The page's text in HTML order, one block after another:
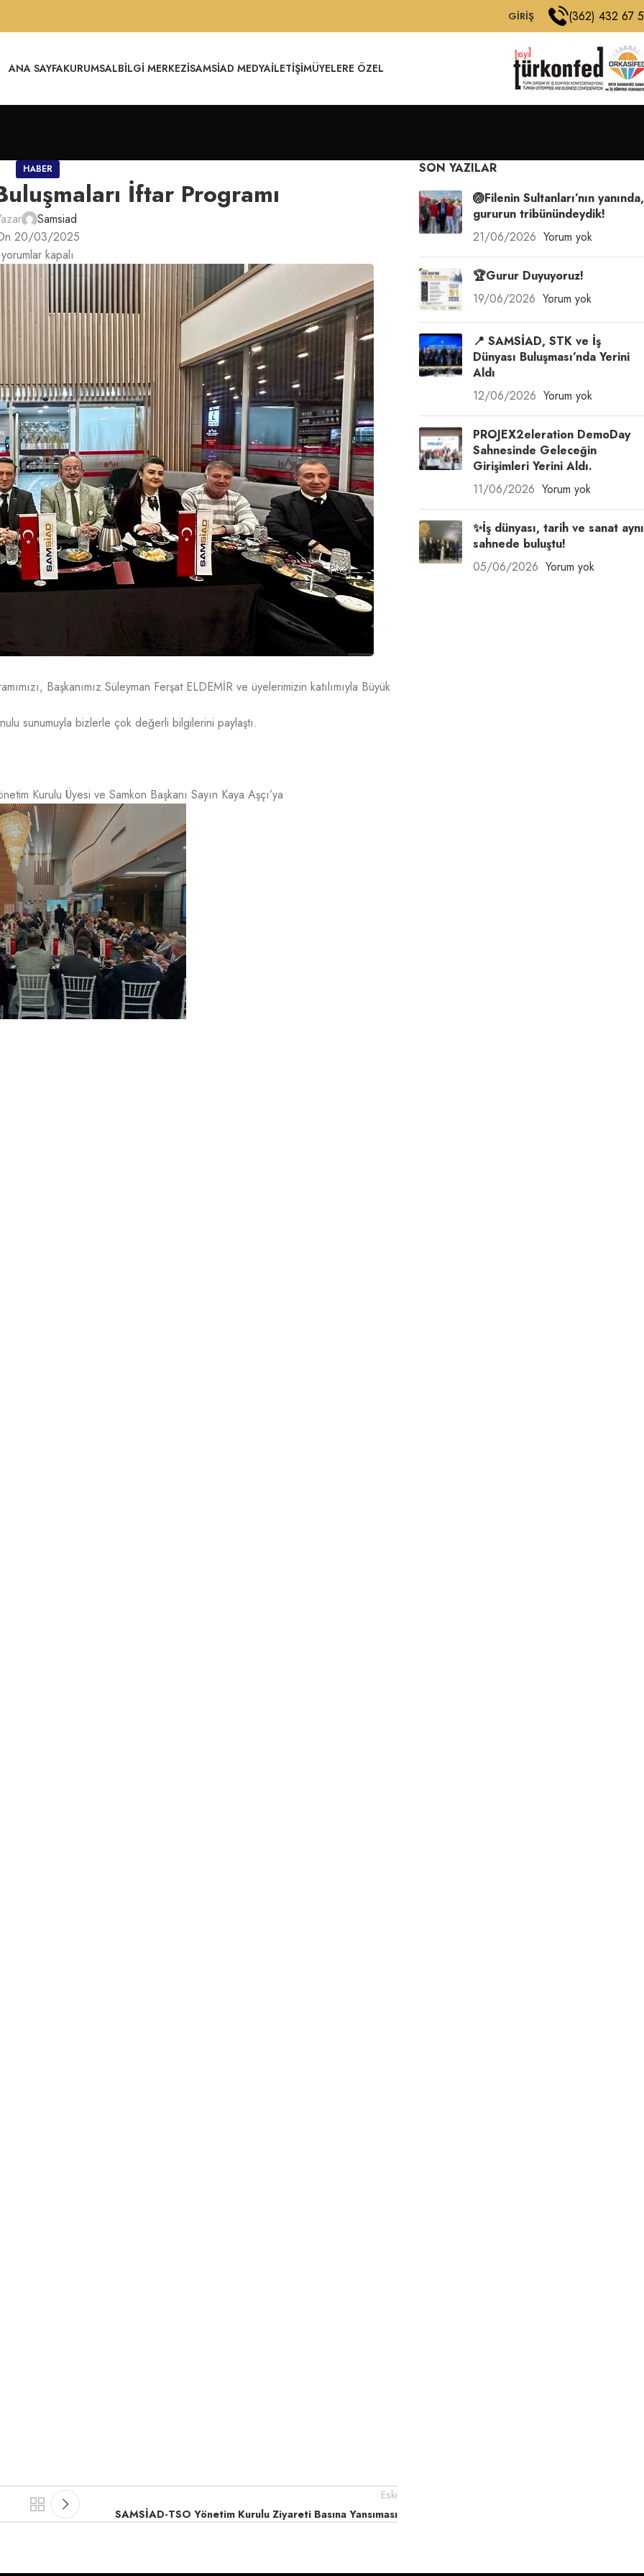
GIRIŞ (362) 432 67
ANA SAYFAKURUMSALBILGI MERKEZISAMSİAD MEDYAİLETIŞIMÜYELERE ÖZEL
HABER
İftar Programı
Samsiad
20/03/2025
yorumlar kapalı
Başkanımız Süleyman Ferşat ELDEMİR ve üyelerimizin katılımıyla Büyük
sunumuyla bizlerle çok değerli bilgilerini paylaştı.
Kurulu Üyesi ve Samkon Başkanı Sayın Kaya Aşçı’ya
Eski
SAMSİAD-TSO Yönetim Kurulu Ziyareti Basına Yansıması
SON YAZILAR
🏐Filenin Sultanları’nın yanında,
gururun tribünündeydik!
21/06/2026 Yorum yok
🏆Gurur Duyuyoruz!
19/06/2026 Yorum yok
📍 SAMSİAD, STK ve İş
Dünyası Buluşması’nda Yerini
Aldı
12/06/2026 Yorum yok
PROJEX2eleration DemoDay
Sahnesinde Geleceğin
Girişimleri Yerini Aldı.
11/06/2026 Yorum yok
✨İş dünyası, tarih ve sanat aynı
sahnede buluştu!
05/06/2026 Yorum yok